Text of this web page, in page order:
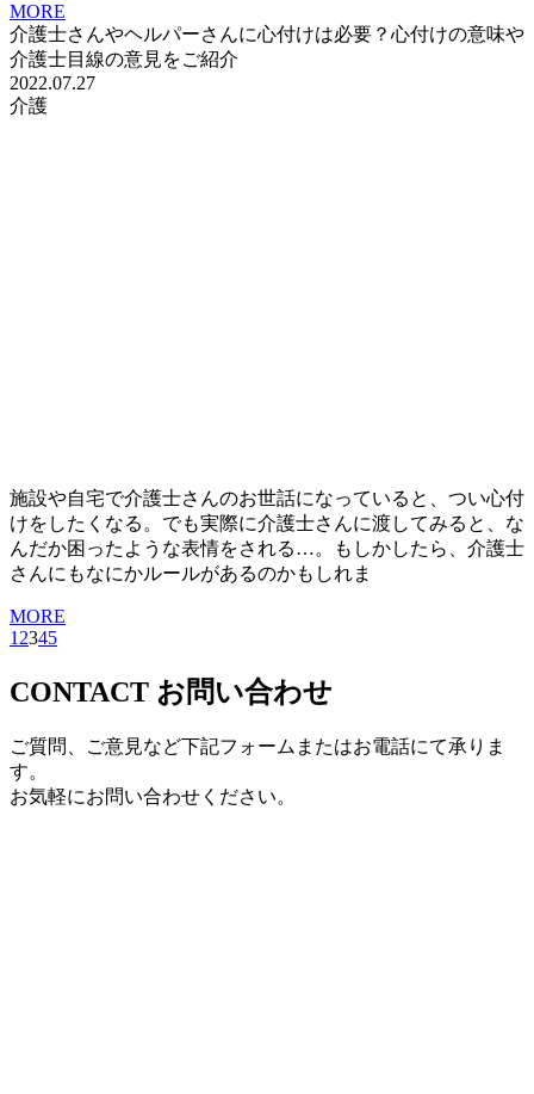
MORE
介護士さんやヘルパーさんに心付けは必要？心付けの意味や
介護士目線の意見をご紹介
2022.07.27
介護
施設や自宅で介護士さんのお世話になっていると、つい心付
けをしたくなる。でも実際に介護士さんに渡してみると、な
んだか困ったような表情をされる…。もしかしたら、介護士
さんにもなにかルールがあるのかもしれま
MORE
1 2345
CONTACT お問い合わせ
ご質問、ご意見など下記フォームまたはお電話にて承りま
す。
お気軽にお問い合わせください。